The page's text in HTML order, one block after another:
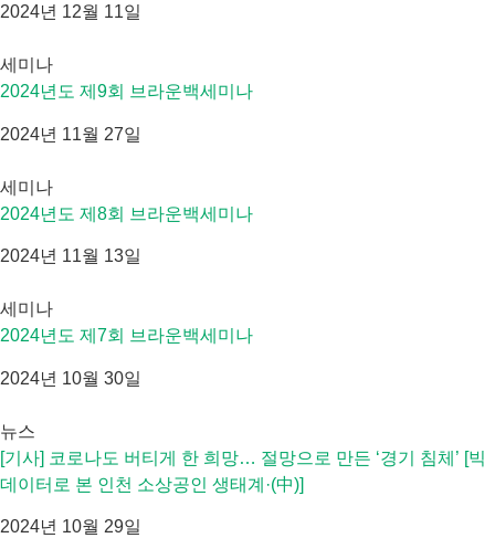
2024년 12월 11일
세미나
2024년도 제9회 브라운백세미나
2024년 11월 27일
세미나
2024년도 제8회 브라운백세미나
2024년 11월 13일
세미나
2024년도 제7회 브라운백세미나
2024년 10월 30일
뉴스
[기사] 코로나도 버티게 한 희망… 절망으로 만든 ‘경기 침체’ [빅
데이터로 본 인천 소상공인 생태계·(中)]
2024년 10월 29일